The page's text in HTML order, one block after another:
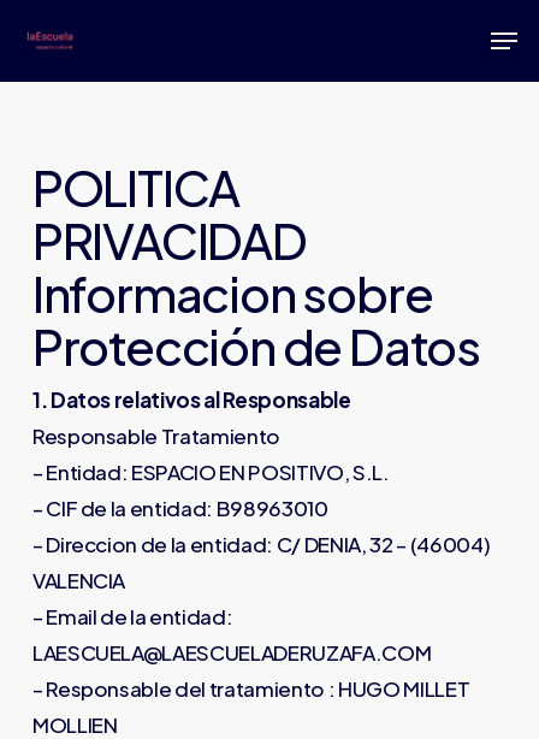
main
POLITICA
PRIVACIDAD
Informacion sobre
Protección de Datos
1. Datos relativos al Responsable
Responsable Tratamiento
– Entidad: ESPACIO EN POSITIVO, S.L.
– CIF de la entidad: B98963010
– Direccion de la entidad: C/ DENIA, 32 – (46004)
VALENCIA
– Email de la entidad:
LAESCUELA@LAESCUELADERUZAFA.COM
– Responsable del tratamiento : HUGO MILLET
MOLLIEN